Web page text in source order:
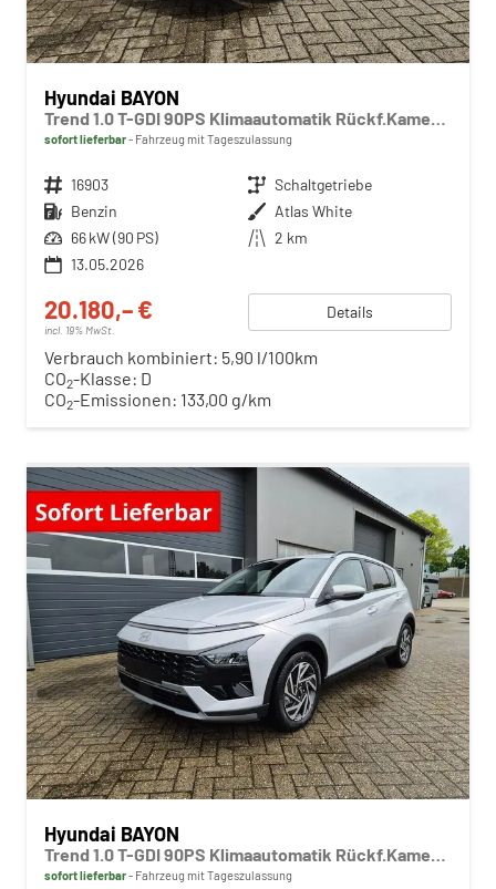
Hyundai BAYON
Trend 1.0 T-GDI 90PS Klimaautomatik Rückf.Kamera Parksensoren Sitzheizung Lenkradheizung Bluetooth Touchscreen Tempomat Apple CarPlay + Android Auto 16"LM
sofort lieferbar Fahrzeug mit Tageszulassung
Fahrzeugnr. 16903 Getriebe Schaltgetriebe
Kraftstoff Benzin Außenfarbe Atlas White
Leistung 66 kW (90 PS) Kilometerstand 2 km
13.05.2026
20.180,– €
incl. 19% MwSt.
Details
Verbrauch kombiniert: 5,90 l/100km
CO2-Klasse: D
CO2-Emissionen: 133,00 g/km
Hyundai BAYON
Trend 1.0 T-GDI 90PS Klimaautomatik Rückf.Kamera Parksensoren Sitzheizung Lenkradheizung Bluetooth Touchscreen Tempomat Apple CarPlay + Android Auto 16"LM
sofort lieferbar Fahrzeug mit Tageszulassung